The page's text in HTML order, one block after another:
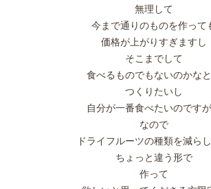
無理して
今まで通りのものを作って
価格が上がりすぎますし
そこまでして
食べるものでもないのかなと
つくりたいし
自分が一番食べたいのですが
なので
ドライフルーツの種類を減ら
ちょっと違う形で
作って